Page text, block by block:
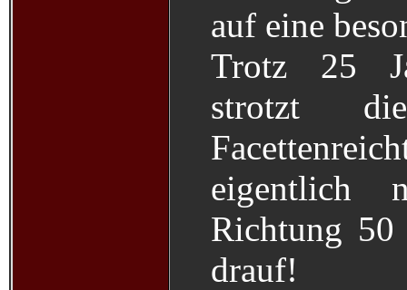
auf eine
Trotz 25
strotzt
Richtung
drauf!